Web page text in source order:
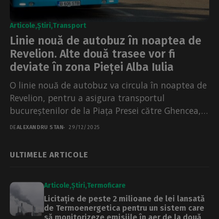
Articole Știri Transport
Linie nouă de autobuz în noaptea de
Revelion. Alte două trasee vor fi
deviate în zona Pieței Alba Iulia
O linie nouă de autobuz va circula în noaptea de
Revelion, pentru a asigura transportul
bucureștenilor de la Piața Presei către Ghencea,
potrivit...
DEALEXANDRU STAN 29/12/2025
ULTIMELE ARTICOLE
Articole Știri Termoficare
Licitație de peste 2 milioane de lei lansată
de Termoenergetica pentru un sistem care